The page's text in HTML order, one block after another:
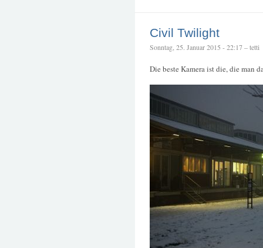
Civil Twilight
Sonntag, 25. Januar 2015 - 22:17 – tetti
Die beste Kamera ist die, die man